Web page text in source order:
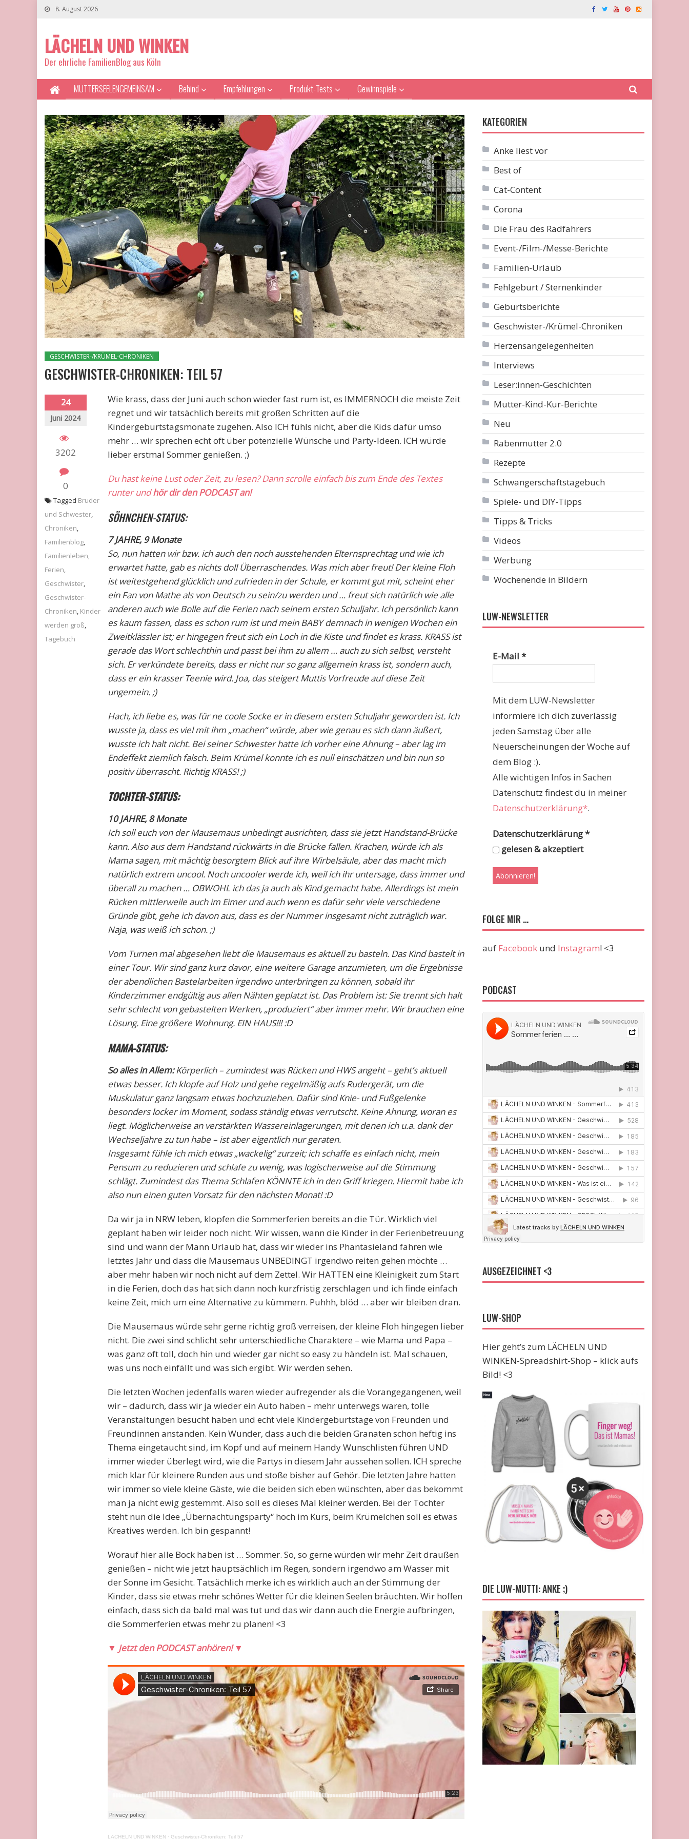
8. August 2026
LÄCHELN UND WINKEN
Der ehrliche FamilienBlog aus Köln
MUTTERSEELENGEMEINSAM Behind Empfehlungen Produkt-Tests Gewinnspiele
GESCHWISTER-/KRÜMEL-CHRONIKEN
GESCHWISTER-CHRONIKEN: TEIL 57
24
Juni 2024
3202
0
Wie krass, dass der Juni auch schon wieder fast rum ist, es IMMERNOCH die meiste Zeit
regnet und wir tatsächlich bereits mit großen Schritten auf die
Kindergeburtstagsmonate zugehen. Also ICH fühls nicht, aber die Kids dafür umso
mehr … wir sprechen echt oft über potenzielle Wünsche und Party-Ideen. ICH würde
lieber erstmal Sommer genießen. ;)
Du hast keine Lust oder Zeit, zu lesen? Dann scrolle einfach bis zum Ende des Textes
runter undhör dir den PODCAST an!
SÖHNCHEN-STATUS:
7 JAHRE, 9 Monate
So, nun hatten wir bzw. ich auch den noch ausstehenden Elternsprechtag und wie ich
erwartet hatte, gab es nichts doll Überraschendes. Was mich aber freut! Der kleine Floh
ist weitestgehend glücklich und zufrieden in der Schule, er kommt gut mit, scheint eher
ein Fan von Mathe als von Deutsch zu sein/zu werden und … freut sich natürlich wie alle
anderen auch wie Bolle auf die Ferien nach seinem ersten Schuljahr. Ich persönlich kann
es kaum fassen, dass es schon rum ist und mein BABY demnach in wenigen Wochen ein
Zweitklässler ist; er hingegen freut sich ein Loch in die Kiste und findet es krass. KRASS ist
gerade das Wort schlechthin und passt bei ihm zu allem … auch zu sich selbst, versteht
sich. Er verkündete bereits, dass er nicht nur so ganz allgemein krass ist, sondern auch,
dass er ein krasser Teenie wird. Joa, das steigert Muttis Vorfreude auf diese Zeit
ungemein. ;)
Hach, ich liebe es, was für ne coole Socke er in diesem ersten Schuljahr geworden ist. Ich
wusste ja, dass es viel mit ihm „machen“ würde, aber wie genau es sich dann äußert,
wusste ich halt nicht. Bei seiner Schwester hatte ich vorher eine Ahnung – aber lag im
Endeffekt ziemlich falsch. Beim Krümel konnte ich es null einschätzen und bin nun so
positiv überrascht. Richtig KRASS! ;)
TOCHTER-STATUS:
10 JAHRE, 8 Monate
Ich soll euch von der Mausemaus unbedingt ausrichten, dass sie jetzt Handstand-Brücke
kann. Also aus dem Handstand rückwärts in die Brücke fallen. Krachen, würde ich als
Mama sagen, mit mächtig besorgtem Blick auf ihre Wirbelsäule, aber das macht mich
natürlich extrem uncool. Noch uncooler werde ich, weil ich ihr untersage, dass immer und
überall zu machen … OBWOHL ich das ja auch als Kind gemacht habe. Allerdings ist mein
Rücken mittlerweile auch im Eimer und auch wenn es dafür sehr viele verschiedene
Gründe gibt, gehe ich davon aus, dass es der Nummer insgesamt nicht zuträglich war.
Naja, was weiß ich schon. ;)
Vom Turnen mal abgesehen liebt die Mausemaus es aktuell zu basteln. Das Kind bastelt in
einer Tour. Wir sind ganz kurz davor, eine weitere Garage anzumieten, um die Ergebnisse
der abendlichen Bastelarbeiten irgendwo unterbringen zu können, sobald ihr
Kinderzimmer endgültig aus allen Nähten geplatzt ist. Das Problem ist: Sie trennt sich halt
sehr schlecht von gebastelten Werken, „produziert“ aber immer mehr. Wir brauchen eine
Lösung. Eine größere Wohnung. EIN HAUS!!! :D
MAMA-STATUS:
So alles in Allem:Körperlich – zumindest was Rücken und HWS angeht – geht’s aktuell
etwas besser. Ich klopfe auf Holz und gehe regelmäßig aufs Rudergerät, um die
Muskulatur ganz langsam etwas hochzuziehen. Dafür sind Knie- und Fußgelenke
besonders locker im Moment, sodass ständig etwas verrutscht. Keine Ahnung, woran es
liegt. Möglicherweise an verstärkten Wassereinlagerungen, mit denen ich u.a. dank der
Wechseljahre zu tun habe – ist aber eigentlich nur geraten.
Insgesamt fühle ich mich etwas „wackelig“ zurzeit; ich schaffe es einfach nicht, mein
Pensum zu reduzieren und schlafe zu wenig, was logischerweise auf die Stimmung
schlägt. Zumindest das Thema Schlafen KÖNNTE ich in den Griff kriegen. Hiermit habe ich
also nun einen guten Vorsatz für den nächsten Monat! :D
Da wir ja in NRW leben, klopfen die Sommerferien bereits an die Tür. Wirklich viel
geplant haben wir leider noch nicht. Wir wissen, wann die Kinder in der Ferienbetreuung
sind und wann der Mann Urlaub hat, dass wir wieder ins Phantasieland fahren wie
letztes Jahr und dass die Mausemaus UNBEDINGT irgendwo reiten gehen möchte …
aber mehr haben wir noch nicht auf dem Zettel. Wir HATTEN eine Kleinigkeit zum Start
in die Ferien, doch das hat sich dann noch kurzfristig zerschlagen und ich finde einfach
keine Zeit, mich um eine Alternative zu kümmern. Puhhh, blöd … aber wir bleiben dran.
Die Mausemaus würde sehr gerne richtig groß verreisen, der kleine Floh hingegen lieber
nicht. Die zwei sind schlicht sehr unterschiedliche Charaktere – wie Mama und Papa –
was ganz oft toll, doch hin und wieder gar nicht so easy zu händeln ist. Mal schauen,
was uns noch einfällt und was sich ergibt. Wir werden sehen.
Die letzten Wochen jedenfalls waren wieder aufregender als die Vorangegangenen, weil
wir – dadurch, dass wir ja wieder ein Auto haben – mehr unterwegs waren, tolle
Veranstaltungen besucht haben und echt viele Kindergeburtstage von Freunden und
Freundinnen anstanden. Kein Wunder, dass auch die beiden Granaten schon heftig ins
Thema eingetaucht sind, im Kopf und auf meinem Handy Wunschlisten führen UND
immer wieder überlegt wird, wie die Partys in diesem Jahr aussehen sollen. ICH spreche
mich klar für kleinere Runden aus und stoße bisher auf Gehör. Die letzten Jahre hatten
wir immer so viele kleine Gäste, wie die beiden sich eben wünschten, aber das bekommt
man ja nicht ewig gestemmt. Also soll es dieses Mal kleiner werden. Bei der Tochter
steht nun die Idee „Übernachtungsparty“ hoch im Kurs, beim Krümelchen soll es etwas
Kreatives werden. Ich bin gespannt!
Worauf hier alle Bock haben ist … Sommer. So, so gerne würden wir mehr Zeit draußen
genießen – nicht wie jetzt hauptsächlich im Regen, sondern irgendwo am Wasser mit
der Sonne im Gesicht. Tatsächlich merke ich es wirklich auch an der Stimmung der
Kinder, dass sie etwas mehr schönes Wetter für die kleinen Seelen bräuchten. Wir hoffen
einfach, dass sich da bald mal was tut und das wir dann auch die Energie aufbringen,
die Sommerferien etwas mehr zu planen! <3
▼ Jetzt den PODCAST anhören!▼
LÄCHELN UND WINKEN · Geschwister-Chroniken: Teil 57
Tagged Bruder
und Schwester
Chroniken
Familienblog
Familienleben
Ferien
Geschwister
Geschwister-
Chroniken Kinder
werden groß
Tagebuch
KATEGORIEN
Anke liest vor
Best of
Cat-Content
Corona
Die Frau des Radfahrers
Event-/Film-/Messe-Berichte
Familien-Urlaub
Fehlgeburt / Sternenkinder
Geburtsberichte
Geschwister-/Krümel-Chroniken
Herzensangelegenheiten
Interviews
Leser:innen-Geschichten
Mutter-Kind-Kur-Berichte
Neu
Rabenmutter 2.0
Rezepte
Schwangerschaftstagebuch
Spiele- und DIY-Tipps
Tipps & Tricks
Videos
Werbung
Wochenende in Bildern
LUW-NEWSLETTER
E-Mail*
Mit dem LUW-Newsletter
informiere ich dich zuverlässig
jeden Samstag über alle
Neuerscheinungen der Woche auf
dem Blog :).
Alle wichtigen Infos in Sachen
Datenschutz findest du in meiner
Datenschutzerklärung*.
Datenschutzerklärung*
gelesen & akzeptiert
FOLGE MIR …
auf Facebook und Instagram! <3
PODCAST
AUSGEZEICHNET <3
LUW-SHOP
Hier geht’s zum LÄCHELN UND
WINKEN-Spreadshirt-Shop – klick aufs
Bild! <3
DIE LUW-MUTTI: ANKE ;)